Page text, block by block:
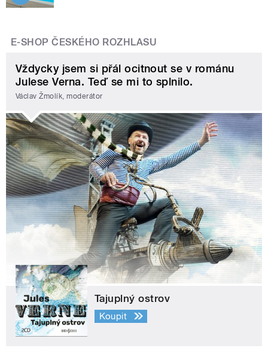
E-SHOP ČESKÉHO ROZHLASU
Vždycky jsem si přál ocitnout se v románu
Julese Verna. Teď se mi to splnilo.
Václav Žmolík, moderátor
Tajuplný ostrov
Koupit